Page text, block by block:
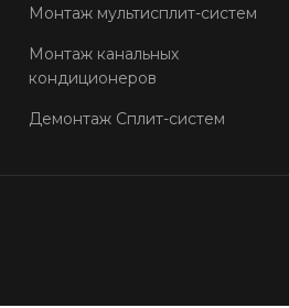
Монтаж мультисплит-систем
Монтаж канальных
кондиционеров
Демонтаж Сплит-систем